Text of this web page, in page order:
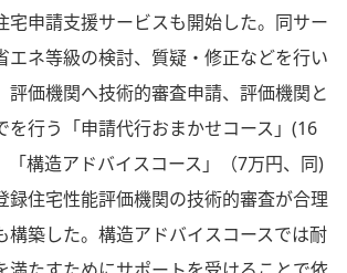
宅申請支援サービスも開始した。同サー
エネ等級の検討、質疑・修正などを行い
評価機関へ技術的審査申請、評価機関と
を行う「申請代行おまかせコース」(16
「構造アドバイスコース」（7万円、同)
録住宅性能評価機関の技術的審査が合理
構築した。構造アドバイスコースでは耐